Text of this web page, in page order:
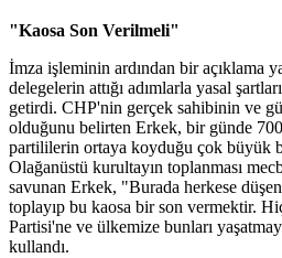
"Kaosa Son Verilmeli"
İmza işleminin ardından bir açıklama
delegelerin attığı adımlarla yasal
getirdi. CHP'nin gerçek sahibinin ve
olduğunu belirten Erkek, bir günde 700
partililerin ortaya koyduğu çok büyük
Olağanüstü kurultayın toplanması
savunan Erkek, "Burada herkese
toplayıp bu kaosa bir son vermektir.
Partisi'ne ve ülkemize bunları
kullandı.